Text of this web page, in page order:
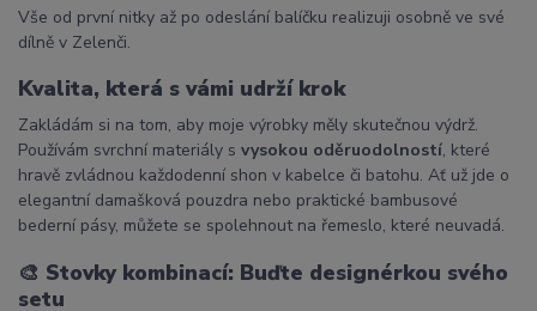
Vše od první nitky až po odeslání balíčku realizuji osobně ve své
dílně v Zelenči.
Kvalita, která s vámi udrží krok
Zakládám si na tom, aby moje výrobky měly skutečnou výdrž.
Používám svrchní materiály s vysokou oděruodolností, které
hravě zvládnou každodenní shon v kabelce či batohu. Ať už jde o
elegantní damašková pouzdra nebo praktické bambusové
bederní pásy, můžete se spolehnout na řemeslo, které neuvadá.
🎨 Stovky kombinací: Buďte designérkou svého
setu